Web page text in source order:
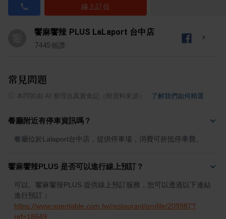
線上訂位
饗麻饗辣 PLUS LaLaport 台中店
7445個讚
常見問題
本問答由 AI 整理自真實食記（附資料來源） 了解我們如何精選
餐廳附近有停車資訊嗎？
餐廳位於Lalaport台中店，提供停車場，消費可折抵停車費。
饗麻饗辣PLUS 是否可以進行線上預訂？
可以。饗麻饗辣PLUS 提供線上預訂服務，您可以透過以下連結
進行預訂：
https://www.opentable.com.tw/restaurant/profile/209987?
ref=18649